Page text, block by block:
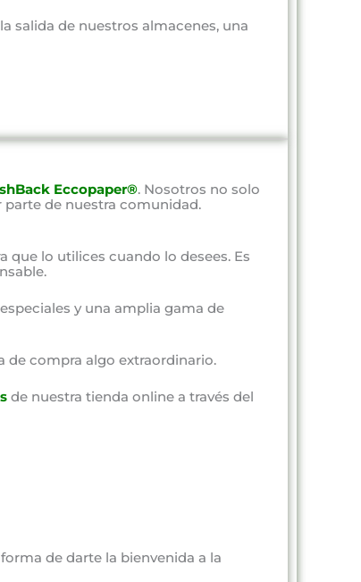
salida de nuestros almacenes, una
Eccopaper®. Nosotros no solo
de nuestra comunidad.
que lo utilices cuando lo desees. Es
y una amplia gama de
de compra algo extraordinario.
de nuestra tienda online a través del
de darte la bienvenida a la